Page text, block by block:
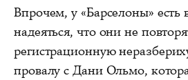
Впрочем, у «Барселоны» есть
надеяться, что они не
регистрационную
провалу с Дани Ольмо,